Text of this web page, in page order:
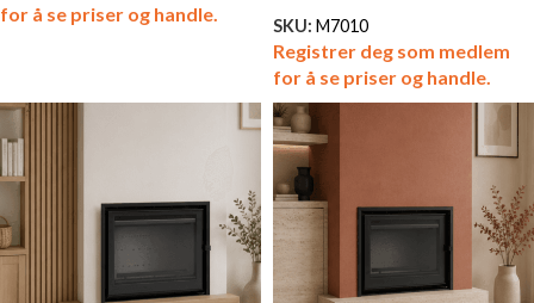
for å se priser og handle.
SKU: M7010
Registrer deg som medlem
for å se priser og handle.